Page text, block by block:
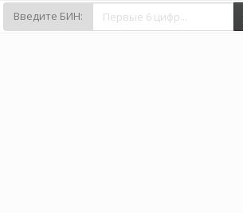
Введите БИН: